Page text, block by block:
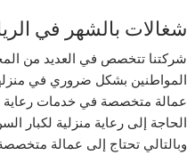
شغالات بالشهر في
شركتنا تتخصص في العديد من
المواطنين بشكل ضروري في
عمالة متخصصة في خدمات رعاية
الحاجة إلى رعاية منزلية لكبار
وبالتالي تحتاج إلى عمالة